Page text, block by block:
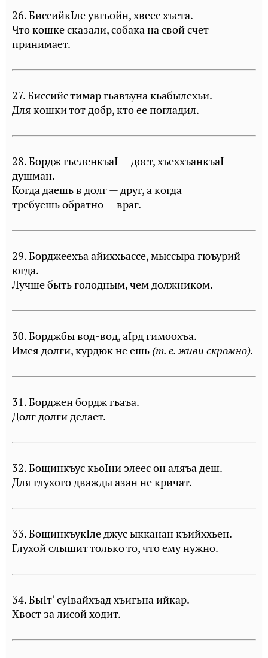
26. БиссийкIле увгьойн, хвеес хъета.
Что кошке сказали, собака на свой счет
принимает.
27. Биссийс тимар гьавъуна кьабылехьи.
Для кошки тот добр, кто ее погладил.
28. Бордж гьеленкъаI — дост, хъеххъанкъаI —
душман.
Когда даешь в долг — друг, а когда
требуешь обратно — враг.
29. Борджеехъа айиххьассе, мыссыра гюъурий
югда.
Лучше быть голодным, чем должником.
30. Борджбы вод-вод, аIрд гимоохъа.
Имея долги, курдюк не ешь (т. е. живи скромно).
31. Борджен бордж гьаъа.
Долг долги делает.
32. Бощинкъус кьоIни элеес он аляъа деш.
Для глухого дважды азан не кричат.
33. БощинкъукIле джус ыкканан къийххьен.
Глухой слышит только то, что ему нужно.
34. БыIт’ суIвайхъад хъигьна ийкар.
Хвост за лисой ходит.